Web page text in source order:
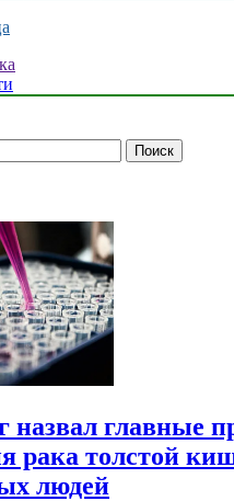
назвал главные
рака толстой
людей